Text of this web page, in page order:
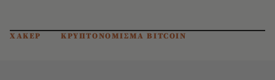
ΧΑΚΕΡ ΚΡΥΠΤΟΝΟΜΙΣΜΑ BITCOIN